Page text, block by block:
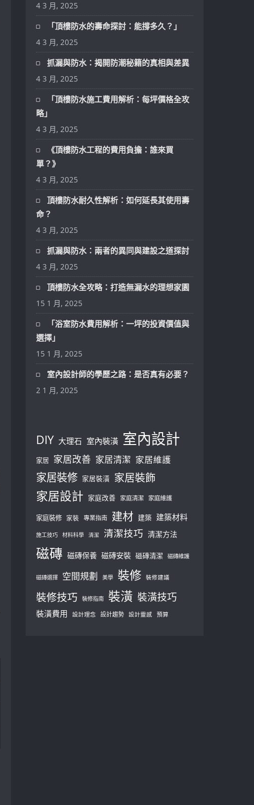
4 3 月, 2025
「頂樓防水的壽命探討：能撐多久？」
4 3 月, 2025
抓漏與防水：揭開防潮秘籍的真相與差異
4 3 月, 2025
「頂樓防水施工費用解析：每坪價格全攻
略」
4 3 月, 2025
《頂樓防水工程的費用負擔：誰來買
單？》
4 3 月, 2025
頂樓防水耐久性解析：如何延長其使用壽
命？
4 3 月, 2025
抓漏與防水：兩者的異同與建設之道探討
4 3 月, 2025
頂樓防水全攻略：打造無漏水的理想家園
15 1 月, 2025
「浴室防水費用解析：一坪的投資價值與
選擇」
15 1 月, 2025
室內設計師的學歷之路：是否真有必要？
2 1 月, 2025
DIY 大理石 室內裝潢 室內設計
家居 家居改善 家居清潔 家居維護
家居裝修 家居裝潢 家居裝飾
家居設計 家庭改善 家庭清潔 家庭維護
家庭裝修 家裝 專業指南 建材 建築 建築材料
施工技巧 材料科學 清潔 清潔技巧 清潔方法
磁磚 磁磚保養 磁磚安裝 磁磚清潔 磁磚維護
磁磚選擇 空間規劃 美學 裝修 裝修建議
裝修技巧 裝修指南 裝潢 裝潢技巧
裝潢費用 設計理念 設計趨勢 設計靈感 預算